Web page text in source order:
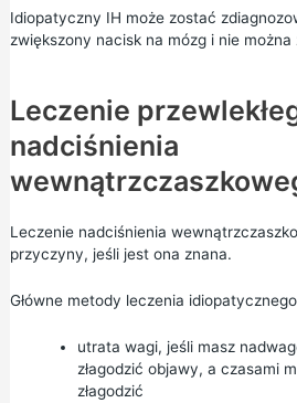
Idiopatyczny IH może zostać
zwiększony nacisk na mózg i nie
Leczenie
nadciśnienia
Leczenie nadciśnienia
przyczyny, jeśli jest ona znana.
Główne metody leczenia
utrata wagi, jeśli masz
złagodzić objawy, a czasami
złagodzić